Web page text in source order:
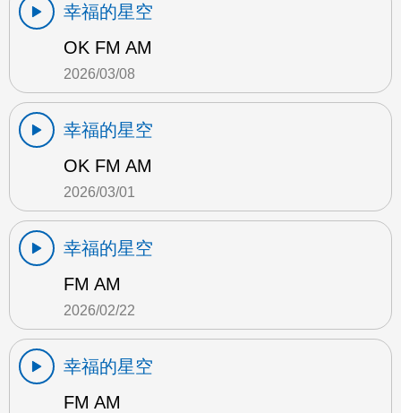
幸福的星空
OK FM AM
2026/03/08
幸福的星空
OK FM AM
2026/03/01
幸福的星空
FM AM
2026/02/22
幸福的星空
FM AM